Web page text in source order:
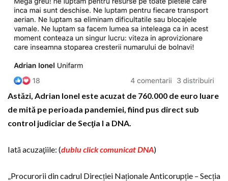
Astăzi, Adrian Ionel este acuzat de 760.000 de euro luare
de mită pe perioada pandemiei, fiind pus direct sub
control judiciar de Secţia I a DNA.
Iată acuzaţiile: (dublu click comunicat DNA)
„Procurorii din cadrul Direcției Naționale Anticorupție – Secția